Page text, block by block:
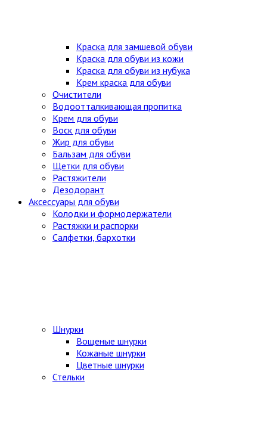
Краска для замшевой обуви
Краска для обуви из кожи
Краска для обуви из нубука
Крем краска для обуви
Очистители
Водоотталкивающая пропитка
Крем для обуви
Воск для обуви
Жир для обуви
Бальзам для обуви
Щетки для обуви
Растяжители
Дезодорант
Аксессуары для обуви
Колодки и формодержатели
Растяжки и распорки
Салфетки, бархотки
Шнурки
Вощеные шнурки
Кожаные шнурки
Цветные шнурки
Стельки